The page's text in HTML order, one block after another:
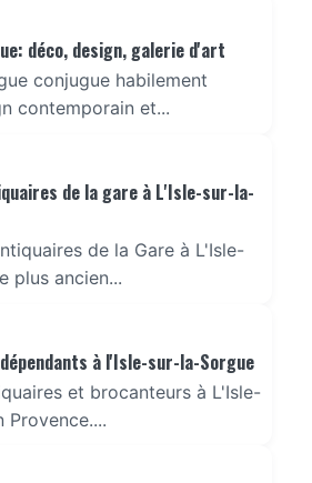
déco, design, galerie d'art
conjugue habilement
contemporain et...
de la gare à L'Isle-sur-la-
de la Gare à L'Isle-
plus ancien...
à l'Isle-sur-la-Sorgue
et brocanteurs à L'Isle-
Provence....